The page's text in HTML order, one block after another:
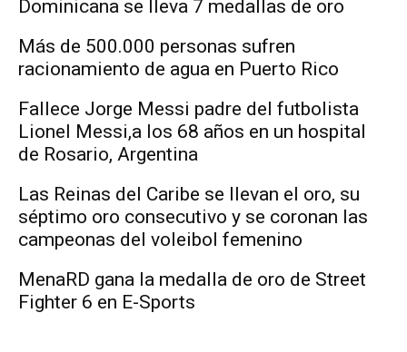
Dominicana se lleva 7 medallas de oro
Más de 500.000 personas sufren
racionamiento de agua en Puerto Rico
Fallece Jorge Messi padre del futbolista
Lionel Messi,a los 68 años en un hospital
de Rosario, Argentina
Las Reinas del Caribe se llevan el oro, su
séptimo oro consecutivo y se coronan las
campeonas del voleibol femenino
MenaRD gana la medalla de oro de Street
Fighter 6 en E-Sports